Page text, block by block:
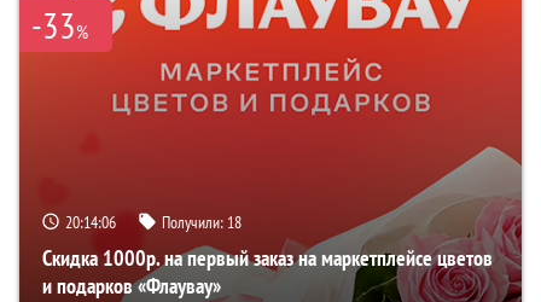
-33%
20:14:05 Получили: 18
Скидка 1000р. на первый заказ на маркетплейсе цветов
и подарков «Флаувау»